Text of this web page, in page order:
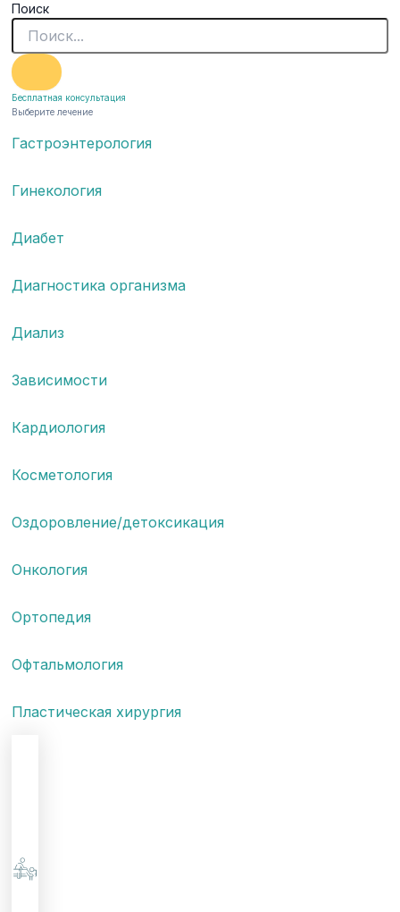
Поиск
Бесплатная консультация
Выберите лечение
Гастроэнтерология
Гинекология
Диабет
Диагностика организма
Диализ
Зависимости
Кардиология
Косметология
Оздоровление/детоксикация
Онкология
Ортопедия
Офтальмология
Пластическая хирургия